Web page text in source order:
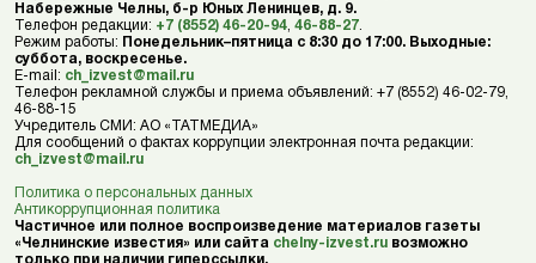
Набережные Челны, б-р Юных Ленинцев, д. 9.
Телефон редакции: +7 (8552) 46-20-94 46-88-27
Режим работы: Понедельник–пятница с 8:30 до 17:00. Выходные:
суббота, воскресенье.
E-mail: ch_izvest@mail.ru
Телефон рекламной службы и приема объявлений: +7 (8552) 46-02-79,
46-88-15
Учредитель СМИ: АО «ТАТМЕДИА»
Для сообщений о фактах коррупции электронная почта редакции:
ch_izvest@mail.ru
Политика о персональных данных
Антикоррупционная политика
Частичное или полное воспроизведение материалов газеты
«Челнинские известия» или сайта chelny-izvest.ru возможно
только при наличии гиперссылки.